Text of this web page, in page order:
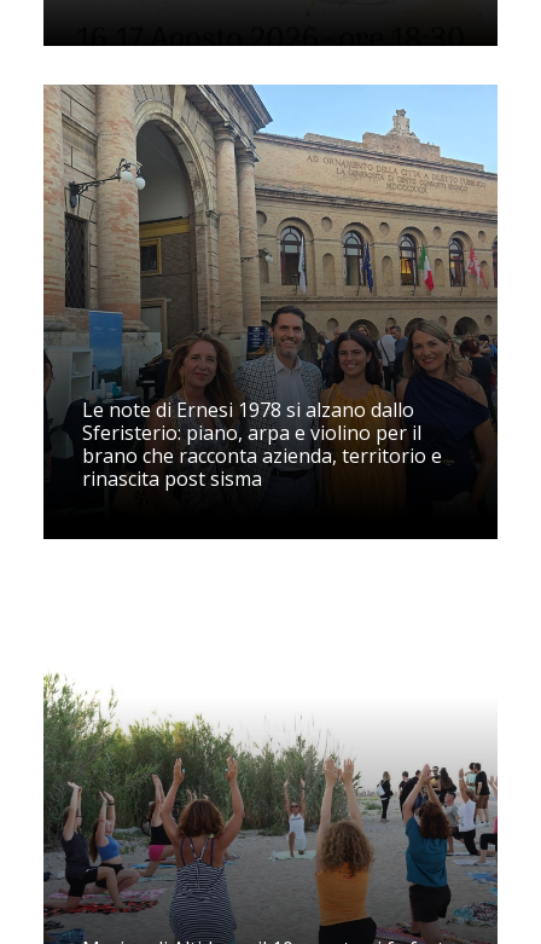
Le note di Ernesi 1978 si alzano dallo
Sferisterio: piano, arpa e violino per il
brano che racconta azienda, territorio e
rinascita post sisma